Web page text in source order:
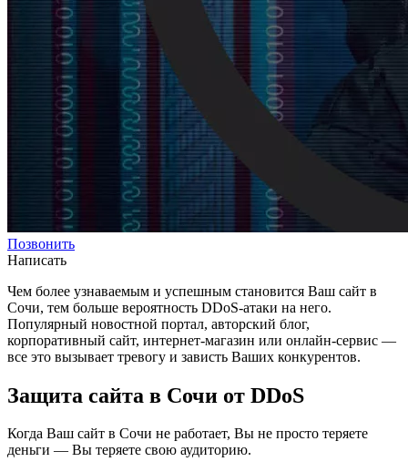
Позвонить
Написать
Чем более узнаваемым и успешным становится Ваш сайт в
Сочи, тем больше вероятность DDoS-атаки на него.
Популярный новостной портал, авторский блог,
корпоративный сайт, интернет-магазин или онлайн-сервис —
все это вызывает тревогу и зависть Ваших конкурентов.
Защита сайта в Сочи от DDoS
Когда Ваш сайт в Сочи не работает, Вы не просто теряете
деньги — Вы теряете свою аудиторию.